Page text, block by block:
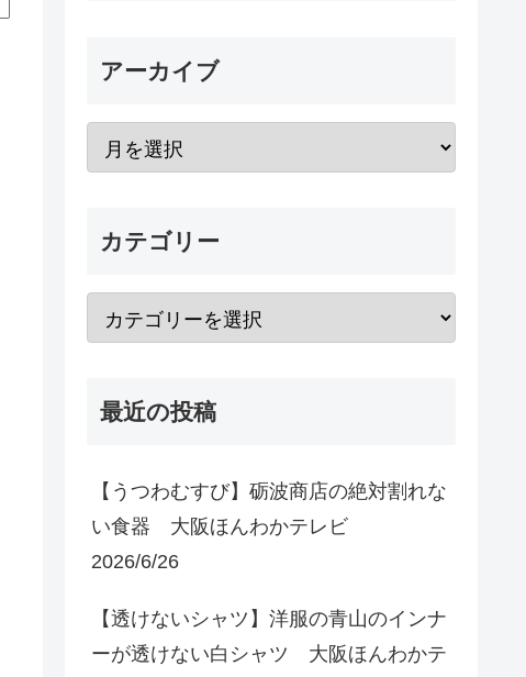
アーカイブ
カテゴリー
最近の投稿
【うつわむすび】砺波商店の絶対割れな
い食器 大阪ほんわかテレビ
2026/6/26
【透けないシャツ】洋服の青山のインナ
ーが透けない白シャツ 大阪ほんわかテ